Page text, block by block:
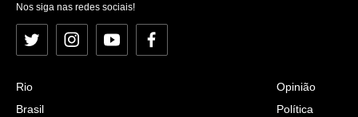
Nos siga nas redes sociais!
Twitter InstagramYouTubeFacebook
Rio
Brasil
Opinião
Política